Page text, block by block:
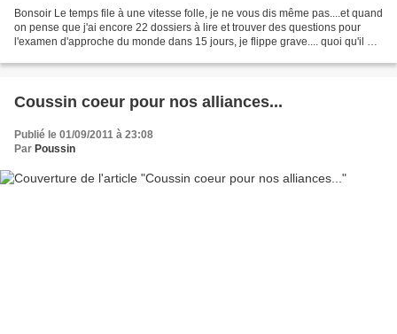
Bonsoir Le temps file à une vitesse folle, je ne vous dis même pas....et quand
on pense que j'ai encore 22 dossiers à lire et trouver des questions pour
l'examen d'approche du monde dans 15 jours, je flippe grave.... quoi qu'il en
Coussin coeur pour nos alliances...
Publié le 01/09/2011 à 23:08
Par Poussin